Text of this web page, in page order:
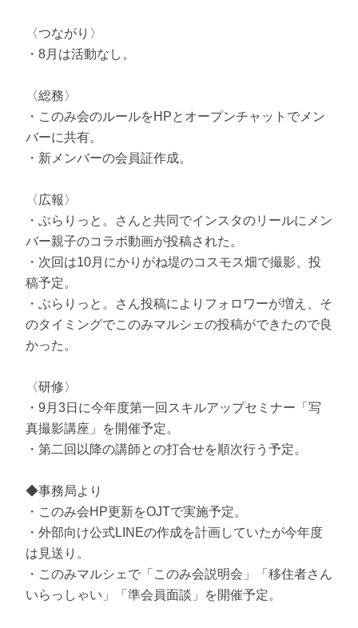
〈つながり〉
・8月は活動なし。
〈総務〉
・このみ会のルールをHPとオープンチャットでメン
バーに共有。
・新メンバーの会員証作成。
〈広報〉
・ぶらりっと。さんと共同でインスタのリールにメン
バー親子のコラボ動画が投稿された。
・次回は10月にかりがね堤のコスモス畑で撮影、投
稿予定。
・ぶらりっと。さん投稿によりフォロワーが増え、そ
のタイミングでこのみマルシェの投稿ができたので良
かった。
〈研修〉
・9月3日に今年度第一回スキルアップセミナー「写
真撮影講座」を開催予定。
・第二回以降の講師との打合せを順次行う予定。
◆事務局より
・このみ会HP更新をOJTで実施予定。
・外部向け公式LINEの作成を計画していたが今年度
は見送り。
・このみマルシェで「このみ会説明会」「移住者さん
いらっしゃい」「準会員面談」を開催予定。